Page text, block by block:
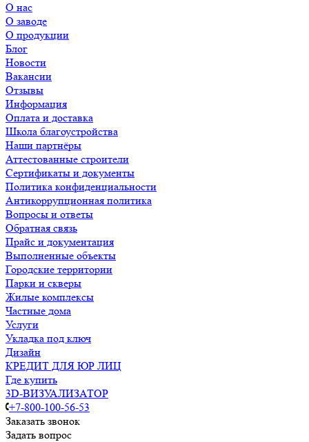
О нас
О заводе
О продукции
Блог
Новости
Вакансии
Отзывы
Информация
Оплата и доставка
Школа благоустройства
Наши партнёры
Аттестованные строители
Сертификаты и документы
Политика конфиденциальности
Антикоррупционная политика
Вопросы и ответы
Обратная связь
Прайс и документация
Выполненные объекты
Городские территории
Парки и скверы
Жилые комплексы
Частные дома
Услуги
Укладка под ключ
Дизайн
КРЕДИТ ДЛЯ ЮР ЛИЦ
Где купить
3D-ВИЗУАЛИЗАТОР
+7-800-100-56-53
Заказать звонок
Задать вопрос